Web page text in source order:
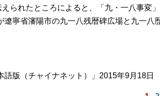
られたところによると、「九・一八事変
遼寧省瀋陽市の九一八残暦碑広場と九一
語版（チャイナネット）」2015年9月18日